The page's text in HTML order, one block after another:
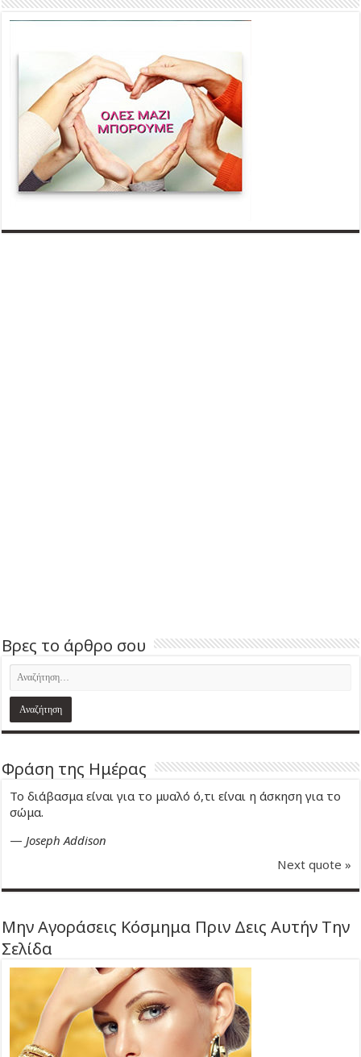
Βρες το άρθρο σου
Φράση της Ημέρας
Το διάβασμα είναι για το μυαλό ό,τι είναι η άσκηση για το
σώμα.
—Joseph Addison
Next quote »
Μην Αγοράσεις Κόσμημα Πριν Δεις Αυτήν Την
Σελίδα